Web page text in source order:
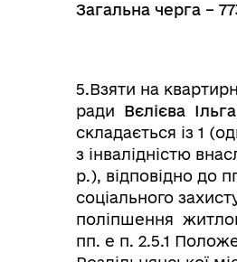
Загальна
5.Взяти на
ради
Вєлієва
складається із 1
з інвалідністю
р.), відповідно до
соціального
поліпшення
пп. е п. 2.5.1